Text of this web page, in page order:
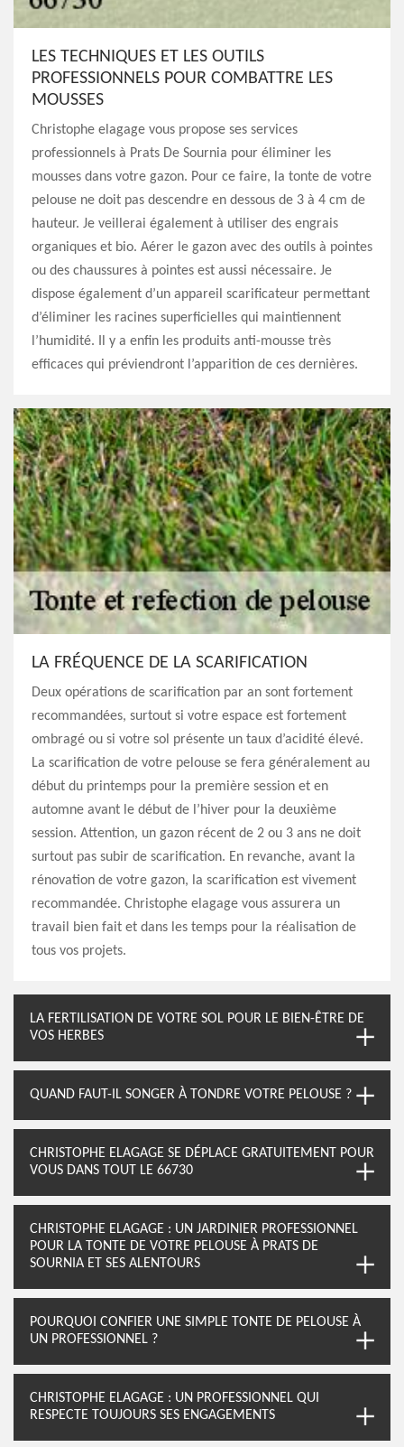
LES TECHNIQUES ET LES OUTILS
PROFESSIONNELS POUR COMBATTRE LES
MOUSSES
Christophe elagage vous propose ses services
professionnels à Prats De Sournia pour éliminer les
mousses dans votre gazon. Pour ce faire, la tonte de votre
pelouse ne doit pas descendre en dessous de 3 à 4 cm de
hauteur. Je veillerai également à utiliser des engrais
organiques et bio. Aérer le gazon avec des outils à pointes
ou des chaussures à pointes est aussi nécessaire. Je
dispose également d’un appareil scarificateur permettant
d’éliminer les racines superficielles qui maintiennent
l’humidité. Il y a enfin les produits anti-mousse très
efficaces qui préviendront l’apparition de ces dernières.
LA FRÉQUENCE DE LA SCARIFICATION
Deux opérations de scarification par an sont fortement
recommandées, surtout si votre espace est fortement
ombragé ou si votre sol présente un taux d’acidité élevé.
La scarification de votre pelouse se fera généralement au
début du printemps pour la première session et en
automne avant le début de l’hiver pour la deuxième
session. Attention, un gazon récent de 2 ou 3 ans ne doit
surtout pas subir de scarification. En revanche, avant la
rénovation de votre gazon, la scarification est vivement
recommandée. Christophe elagage vous assurera un
travail bien fait et dans les temps pour la réalisation de
tous vos projets.
LA FERTILISATION DE VOTRE SOL POUR LE BIEN-ÊTRE DE
VOS HERBES
QUAND FAUT-IL SONGER À TONDRE VOTRE PELOUSE ?
CHRISTOPHE ELAGAGE SE DÉPLACE GRATUITEMENT POUR
VOUS DANS TOUT LE 66730
CHRISTOPHE ELAGAGE : UN JARDINIER PROFESSIONNEL
POUR LA TONTE DE VOTRE PELOUSE À PRATS DE
SOURNIA ET SES ALENTOURS
POURQUOI CONFIER UNE SIMPLE TONTE DE PELOUSE À
UN PROFESSIONNEL ?
CHRISTOPHE ELAGAGE : UN PROFESSIONNEL QUI
RESPECTE TOUJOURS SES ENGAGEMENTS